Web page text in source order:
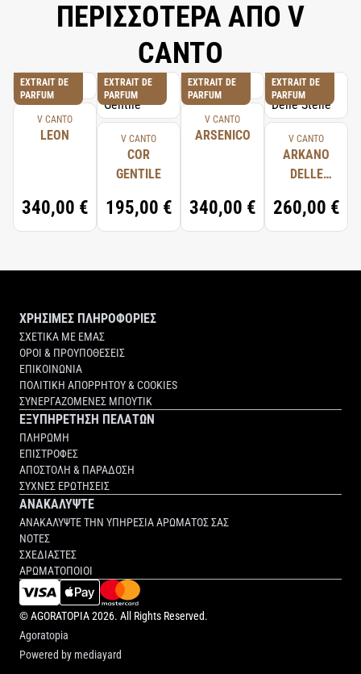
ΠΕΡΙΣΣΟΤΕΡΑ ΑΠΟ V
CANTO
EXTRAIT DE
PARFUM
V CANTO
LEON
340,00 €
EXTRAIT DE
PARFUM
V CANTO
COR
GENTILE
195,00 €
EXTRAIT DE
PARFUM
V CANTO
ARSENICO
340,00 €
EXTRAIT DE
PARFUM
V CANTO
ARKANO
DELLE
260,00 €
ΧΡΗΣΙΜΕΣ ΠΛΗΡΟΦΟΡΙΕΣ
ΣΧΕΤΙΚΑ ΜΕ ΕΜΑΣ
ΟΡΟΙ & ΠΡΟΥΠΟΘΕΣΕΙΣ
ΕΠΙΚΟΙΝΩΝΙΑ
ΠΟΛΙΤΙΚΗ ΑΠΟΡΡΗΤΟΥ & COOKIES
ΣΥΝΕΡΓΑΖΟΜΕΝΕΣ ΜΠΟΥΤΙΚ
ΕΞΥΠΗΡΕΤΗΣΗ ΠΕΛΑΤΩΝ
ΠΛΗΡΩΜΗ
ΕΠΙΣΤΡΟΦΕΣ
ΑΠΟΣΤΟΛΗ & ΠΑΡΑΔΟΣΗ
ΣΥΧΝΕΣ ΕΡΩΤΗΣΕΙΣ
ΑΝΑΚΑΛΥΨΤΕ
ΑΝΑΚΑΛΥΨΤΕ ΤΗΝ ΥΠΗΡΕΣΙΑ ΑΡΩΜΑΤΟΣ ΣΑΣ
ΝΟΤΕΣ
ΣΧΕΔΙΑΣΤΕΣ
ΑΡΩΜΑΤΟΠΟΙΟΙ
©AGORATOPIA2026. All Rights Reserved.
Agoratopia
Powered by mediayard